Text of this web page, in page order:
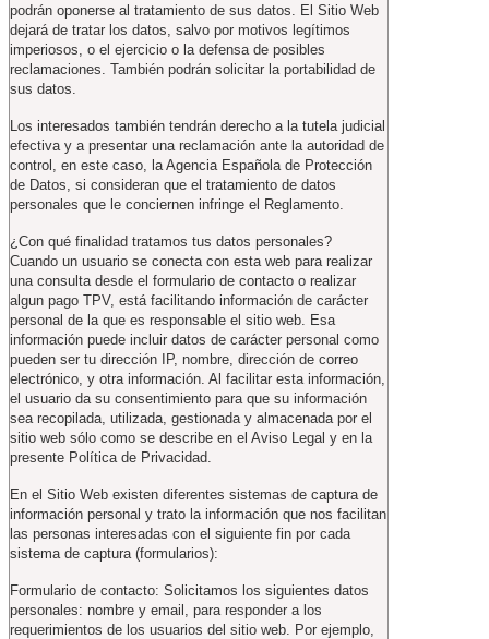
podrán oponerse al tratamiento de sus datos. El Sitio Web
dejará de tratar los datos, salvo por motivos legítimos
imperiosos, o el ejercicio o la defensa de posibles
reclamaciones. También podrán solicitar la portabilidad de
sus datos.
Los interesados también tendrán derecho a la tutela judicial
efectiva y a presentar una reclamación ante la autoridad de
control, en este caso, la Agencia Española de Protección
de Datos, si consideran que el tratamiento de datos
personales que le conciernen infringe el Reglamento.
¿Con qué finalidad tratamos tus datos personales?
Cuando un usuario se conecta con esta web para realizar
una consulta desde el formulario de contacto o realizar
algun pago TPV, está facilitando información de carácter
personal de la que es responsable el sitio web. Esa
información puede incluir datos de carácter personal como
pueden ser tu dirección IP, nombre, dirección de correo
electrónico, y otra información. Al facilitar esta información,
el usuario da su consentimiento para que su información
sea recopilada, utilizada, gestionada y almacenada por el
sitio web sólo como se describe en el Aviso Legal y en la
presente Política de Privacidad.
En el Sitio Web existen diferentes sistemas de captura de
información personal y trato la información que nos facilitan
las personas interesadas con el siguiente fin por cada
sistema de captura (formularios):
Formulario de contacto: Solicitamos los siguientes datos
personales: nombre y email, para responder a los
requerimientos de los usuarios del sitio web. Por ejemplo,